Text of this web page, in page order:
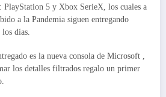
PlayStation 5 y Xbox SerieX, los cuales a
a la Pandemia siguen entregando
los días.
es la nueva consola de Microsoft ,
los detalles filtrados regalo un primer